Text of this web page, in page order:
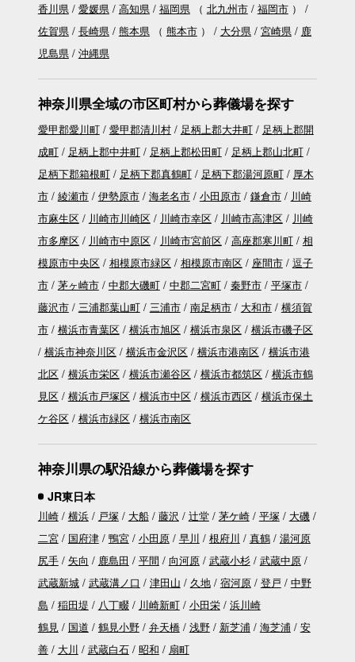
香川県
愛媛県 高知県 福岡県（ 北九州市 福岡市）
佐賀県
長崎県 熊本県（ 熊本市） 大分県 宮崎県
鹿
児島県
沖縄県
神奈川県全域の市区町村から葬儀場を探す
愛甲郡愛川町 愛甲郡清川村 足柄上郡大井町
足柄上郡開
成町
足柄上郡中井町 足柄上郡松田町
足柄上郡山北町
足柄下郡箱根町
足柄下郡真鶴町 足柄下郡湯河原町
厚木
市
綾瀬市 伊勢原市 海老名市 小田原市 鎌倉市
川崎
市麻生区
川崎市川崎区 川崎市幸区 川崎市高津区
川崎
市多摩区
川崎市中原区 川崎市宮前区 高座郡寒川町
相
模原市中央区
相模原市緑区 相模原市南区 座間市
逗子
市
茅ヶ崎市 中郡大磯町 中郡二宮町 秦野市
平塚市
藤沢市
三浦郡葉山町 三浦市 南足柄市 大和市
横須賀
市
横浜市青葉区 横浜市旭区 横浜市泉区
横浜市磯子区
横浜市神奈川区
横浜市金沢区 横浜市港南区
横浜市港
北区
横浜市栄区 横浜市瀬谷区 横浜市都筑区
横浜市鶴
見区
横浜市戸塚区 横浜市中区 横浜市西区
横浜市保土
ケ谷区
横浜市緑区 横浜市南区
神奈川県の駅沿線から葬儀場を探す
JR東日本
川崎 横浜 戸塚 大船 藤沢 辻堂 茅ケ崎 平塚
大磯
二宮
国府津 鴨宮 小田原 早川 根府川 真鶴
湯河原
尻手
矢向 鹿島田 平間 向河原 武蔵小杉
武蔵中原
武蔵新城
武蔵溝ノ口 津田山 久地 宿河原 登戸
中野
島
稲田堤 八丁畷 川崎新町 小田栄
浜川崎
鶴見
国道 鶴見小野 弁天橋 浅野 新芝浦 海芝浦
安
善
大川 武蔵白石 昭和
扇町